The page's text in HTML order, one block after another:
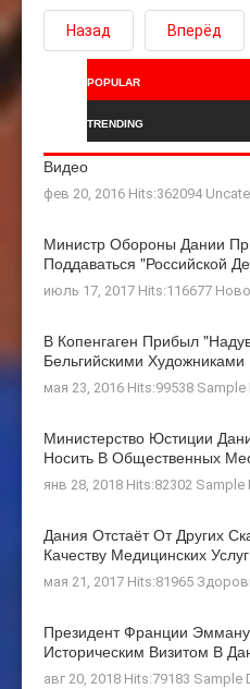
Назад Вперёд
POPULAR
TRENDING
Видео
фев 20, 2016 Hits:362094
Министр Обороны Дании
Поддаваться "российской
июль 17, 2017 Hits:116677
В Копенгаген Прибыл
Бельгийскими Художниками
мая 23, 2016 Hits:99538 Sample
Министерство Юстиции
Носить В Общественных
янв 28, 2018 Hits:82302 Sample
Дания Отстаёт От Других
Качеству Медицинских Услуг
мая 21, 2017 Hits:81965
Президент Франции
Историческим Визитом В
авг 20, 2018 Hits:79183 Sample